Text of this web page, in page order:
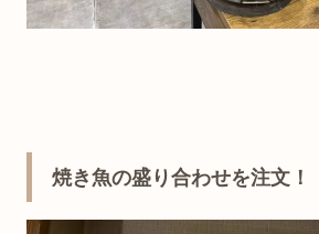
焼き魚の盛り合わせを注文！